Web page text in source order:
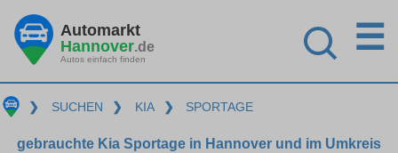
Automarkt
Hannover.de
Autos einfach finden
☰
❯ SUCHEN ❯ KIA ❯ SPORTAGE
gebrauchte Kia Sportage in Hannover und im Umkreis